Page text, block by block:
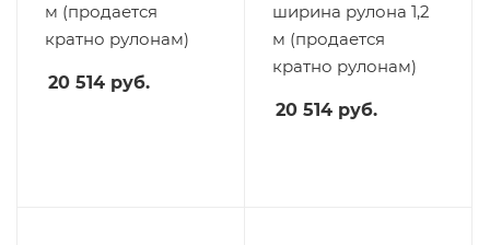
м (продается
кратно рулонам)
20 514 руб.
ширина рулона 1,2
м (продается
кратно рулонам)
20 514 руб.